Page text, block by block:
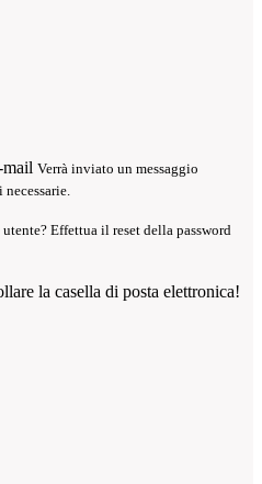
Verrà inviato un messaggio
Effettua il reset della password
la casella di posta elettronica!